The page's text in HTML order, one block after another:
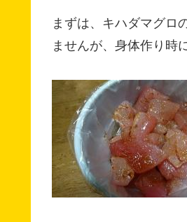
まずは、キハダマグロ
ませんが、身体作り時